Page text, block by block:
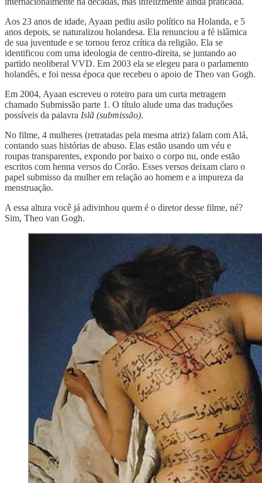
Aos 23 anos de idade, Ayaan pediu asilo político na Holanda, e 5
anos depois, se naturalizou holandesa. Ela renunciou a fé islâmica
de sua juventude e se tornou feroz crítica da religião. Ela se
identificou com uma ideologia de centro-direita, se juntando ao
partido neoliberal VVD. Em 2003 ela se elegeu para o parlamento
holandês, e foi nessa época que recebeu o apoio de Theo van Gogh.
Em 2004, Ayaan escreveu o roteiro para um curta metragem
chamado Submissão parte 1. O título alude uma das traduções
possíveis da palavra Islã (submissão).
No filme, 4 mulheres (retratadas pela mesma atriz) falam com Alá,
contando suas histórias de abuso. Elas estão usando um véu e
roupas transparentes, expondo por baixo o corpo nu, onde estão
escritos com henna versos do Corão. Esses versos deixam claro o
papel submisso da mulher em relação ao homem e a impureza da
menstruação.
A essa altura você já adivinhou quem é o diretor desse filme, né?
Sim, Theo van Gogh.